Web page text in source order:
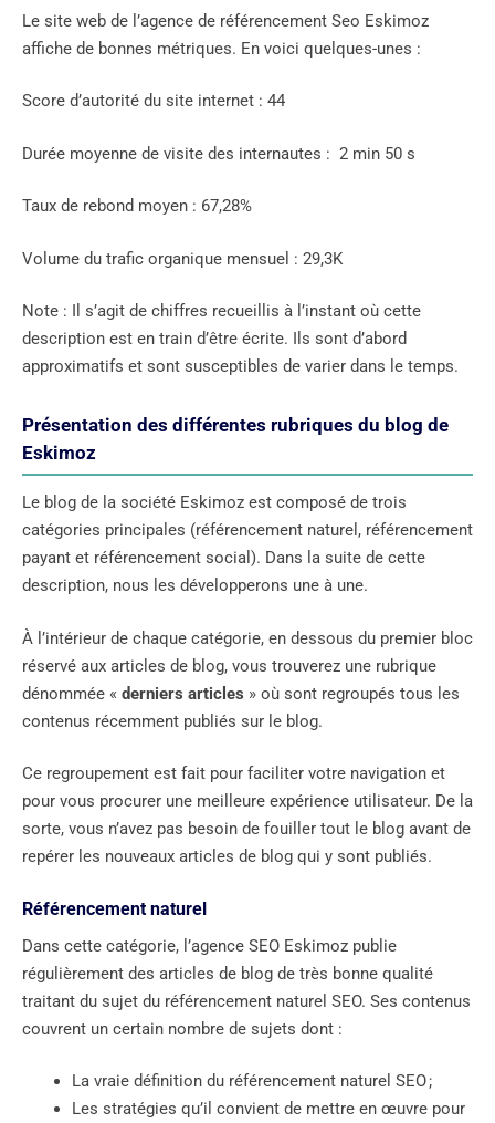
Le site web de l’agence de référencement Seo Eskimoz
affiche de bonnes métriques. En voici quelques-unes :
Score d’autorité du site internet : 44
Durée moyenne de visite des internautes : 2 min 50 s
Taux de rebond moyen : 67,28%
Volume du trafic organique mensuel : 29,3K
Note : Il s’agit de chiffres recueillis à l’instant où cette
description est en train d’être écrite. Ils sont d’abord
approximatifs et sont susceptibles de varier dans le temps.
Présentation des différentes rubriques du blog de
Eskimoz
Le blog de la société Eskimoz est composé de trois
catégories principales (référencement naturel, référencement
payant et référencement social). Dans la suite de cette
description, nous les développerons une à une.
À l’intérieur de chaque catégorie, en dessous du premier bloc
réservé aux articles de blog, vous trouverez une rubrique
dénommée « derniers articles » où sont regroupés tous les
contenus récemment publiés sur le blog.
Ce regroupement est fait pour faciliter votre navigation et
pour vous procurer une meilleure expérience utilisateur. De la
sorte, vous n’avez pas besoin de fouiller tout le blog avant de
repérer les nouveaux articles de blog qui y sont publiés.
Référencement naturel
Dans cette catégorie, l’agence SEO Eskimoz publie
régulièrement des articles de blog de très bonne qualité
traitant du sujet du référencement naturel SEO. Ses contenus
couvrent un certain nombre de sujets dont :
La vraie définition du référencement naturel SEO ;
Les stratégies qu’il convient de mettre en œuvre pour